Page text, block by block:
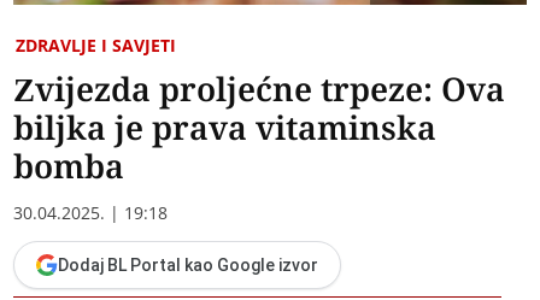
ZDRAVLJE I SAVJETI
Zvijezda proljećne trpeze: Ova
biljka je prava vitaminska
bomba
30.04.2025. | 19:18
Dodaj BL Portal kao Google izvor